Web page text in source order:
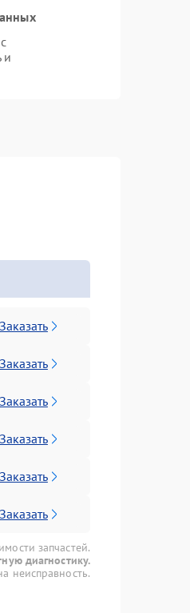
и
Заказать
Заказать
Заказать
Заказать
Заказать
Заказать
запчастей.
диагностику.
неисправность.